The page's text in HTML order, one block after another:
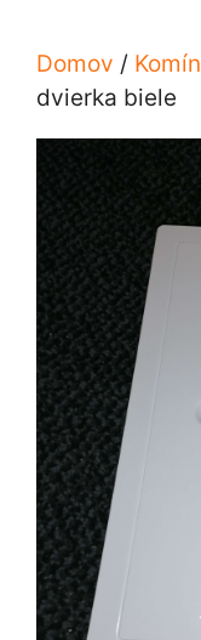
Domov / Komín
dvierka biele